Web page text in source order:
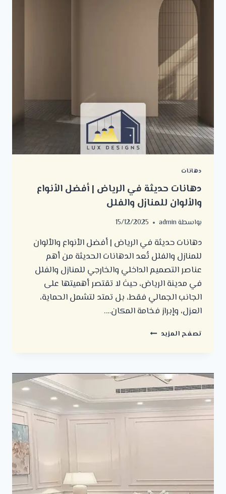
مع
شركة
لوكس
دهانات
دهانات حديثة في الرياض | أفضل الأنواع
والألوان للمنازل والفلل
بواسطةadmin
15/12/2025
دهانات حديثة في الرياض | أفضل الأنواع والألوان
للمنازل والفلل تُعد الدهانات الحديثة من أهم
عناصر التصميم الداخلي والخارجي للمنازل والفلل
في مدينة الرياض، حيث لا تقتصر أهميتها على
الجانب الجمالي فقط، بل تمتد لتشمل الحماية،
العزل، وإبراز فخامة المكان….
تصفح المزيد دهانات
|
أفضل
الأنواع
والألوان
للمنازل